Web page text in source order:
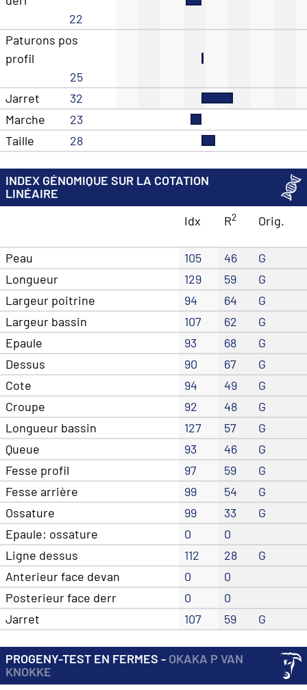
22
Paturons pos
profil
25
Jarret
32
Marche
23
Taille
28
INDEX GÉNOMIQUE SUR LA COTATION
LINÉAIRE
Idx
R2 Orig.
Peau 105 46
G
Longueur
129 59
G
Largeur poitrine
94 64
G
Largeur bassin
107 62
G
Epaule
93 68
G
Dessus
90 67
G
Cote
94 49
G
Croupe
92 48
G
Longueur bassin
127 57
G
Queue
93 46
G
Fesse profil
97 59
G
Fesse arrière
99 54
G
Ossature
99 33
G
Epaule: ossature
0
0
Ligne dessus
112 28
G
Anterieur face devan
0
0
Posterieur face derr
0
0
Jarret
107 59 G
PROGENY-TEST EN FERMES - OKAKA P VAN
KNOKKE